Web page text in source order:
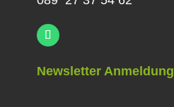
Newsletter Anmeldung